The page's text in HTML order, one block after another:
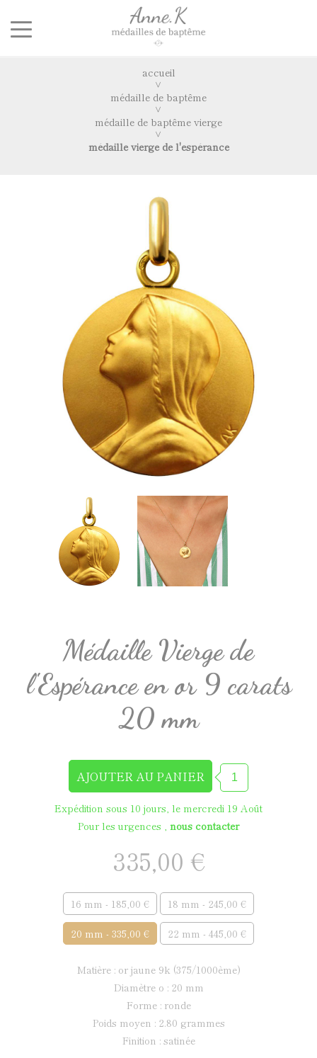
accueil
médaille de baptême
médaille de baptême vierge
médaille vierge de l'espérance
Médaille Vierge de
l'Espérance en or 9 carats
20 mm
Expédition sous 10 jours, le mercredi 19 Août
Pour les urgences , nous contacter
335,00 €
16 mm - 185,00 € 18 mm - 245,00 €
20 mm - 335,00 € 22 mm - 445,00 €
matière : or jaune 9k (375/1000ème)
diamètre ø : 20 mm
forme : ronde
poids moyen : 2.80 grammes
finition : satinée